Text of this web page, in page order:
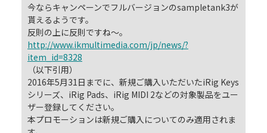
今ならキャンペーンでフルバージョンのsampletank3が
貰えるようです。
反則の上に反則ですね〜。
http://www.ikmultimedia.com/jp/news/?
item_id=8328
（以下引用）
2016年5月31日までに、新規ご購入いただいたiRig Keys
シリーズ、iRig Pads、iRig MIDI 2などの対象製品をユー
ザー登録してください。
本プロモーションは新規ご購入についてのみ適用されま